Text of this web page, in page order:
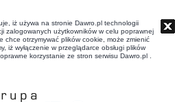
iż używa na stronie Dawro.pl technologii
zalogowanych użytkowników w celu poprawnej
chce otrzymywać plików cookie, może zmienić
iż wyłączenie w przeglądarce obsługi plików
korzystanie ze stron serwisu Dawro.pl .